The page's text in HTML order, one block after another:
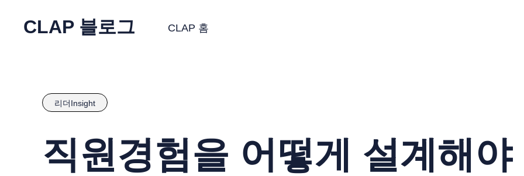
CLAP 블로그 CLAP 홈
리더Insight
직원경험을 어떻게 설계해